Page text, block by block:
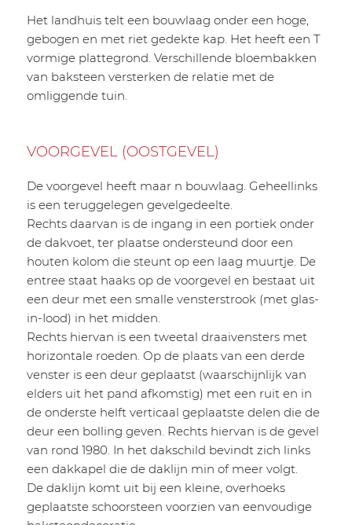
Het landhuis telt een bouwlaag onder een hoge,
gebogen en met riet gedekte kap. Het heeft een T
vormige plattegrond. Verschillende bloembakken
van baksteen versterken de relatie met de
omliggende tuin.
VOORGEVEL (OOSTGEVEL)
De voorgevel heeft maar n bouwlaag. Geheellinks
is een teruggelegen gevelgedeelte.
Rechts daarvan is de ingang in een portiek onder
de dakvoet, ter plaatse ondersteund door een
houten kolom die steunt op een laag muurtje. De
entree staat haaks op de voorgevel en bestaat uit
een deur met een smalle vensterstrook (met glas-
in-Iood) in het midden.
Rechts hiervan is een tweetal draaivensters met
horizontale roeden. Op de plaats van een derde
venster is een deur geplaatst (waarschijnlijk van
elders uit het pand afkomstig) met een ruit en in
de onderste helft verticaal geplaatste delen die de
deur een bolling geven. Rechts hiervan is de gevel
van rond 1980. In het dakschild bevindt zich links
een dakkapel die de daklijn min of meer volgt.
De daklijn komt uit bij een kleine, overhoeks
geplaatste schoorsteen voorzien van eenvoudige